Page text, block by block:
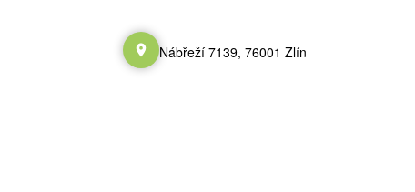
Nábřeží 7139, 76001 Zlín